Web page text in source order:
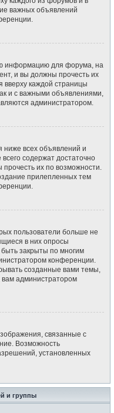
важных объявлений
информацию для форума, на
и вы должны прочесть их
каждой страницы
и с важными объявлениями,
администратором.
всех объявлений и
содержат достаточно
их по возможности.
прилепленных тем
пользователи больше не
в них опросы
закрыты по многим
конференции.
созданные вами темы,
вам администратором
связанные с
Возможность
установленных
и группы